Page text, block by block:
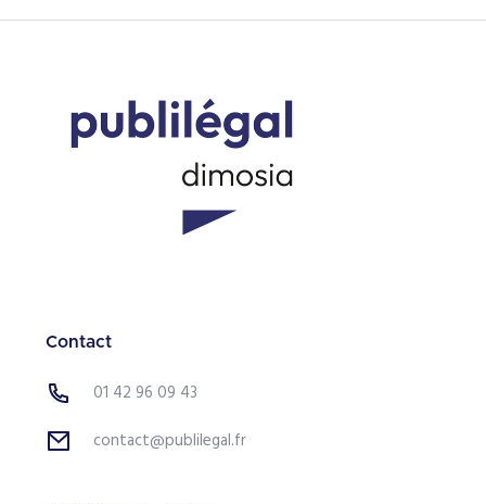
Contact
01 42 96 09 43
contact@publilegal.fr